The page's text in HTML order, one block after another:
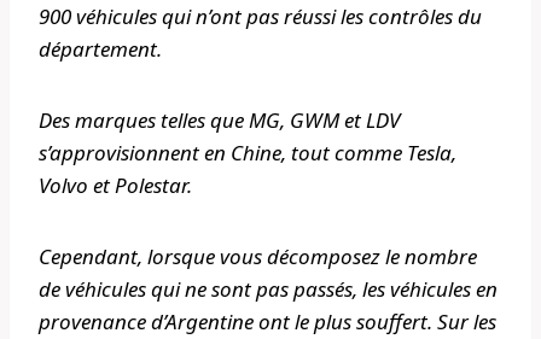
900 véhicules qui n’ont pas réussi les contrôles du
département.
Des marques telles que MG, GWM et LDV
s’approvisionnent en Chine, tout comme Tesla,
Volvo et Polestar.
Cependant, lorsque vous décomposez le nombre
de véhicules qui ne sont pas passés, les véhicules en
provenance d’Argentine ont le plus souffert. Sur les